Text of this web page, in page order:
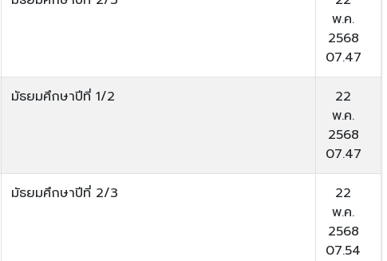
พ.ค.
2568
07.47
มัธยมศึกษาปีที่ 1/2
22
พ.ค.
2568
07.47
มัธยมศึกษาปีที่ 2/3
22
พ.ค.
2568
07.54